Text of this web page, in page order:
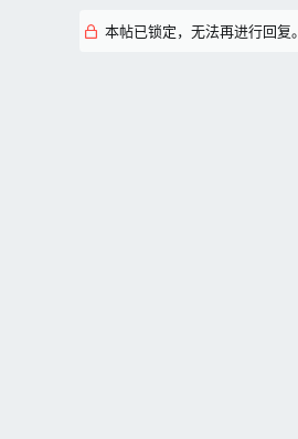
本帖已锁定，无法再进行回复。